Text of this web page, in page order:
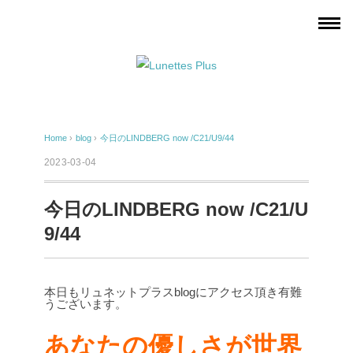
Home › blog › 今日のLINDBERG now /C21/U9/44
2023-03-04
今日のLINDBERG now /C21/U
9/44
本日もリュネットプラスblogにアクセス頂き有難
うございます。
あなたの優しさが世界